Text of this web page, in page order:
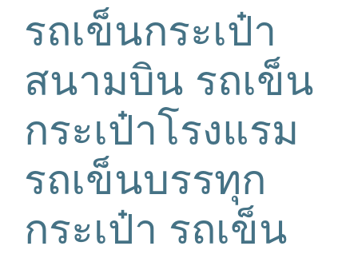
รถเข็นกระเป๋า
สนามบิน รถเข็น
กระเป๋าโรงแรม
รถเข็นบรรทุก
กระเป๋า รถเข็น